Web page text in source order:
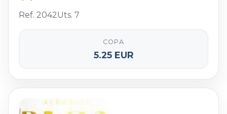
Ref. 2042Uts. 7
COPA
5.25 EUR